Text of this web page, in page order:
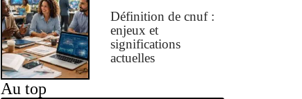
Définition de cnuf :
enjeux et
significations
actuelles
Au top